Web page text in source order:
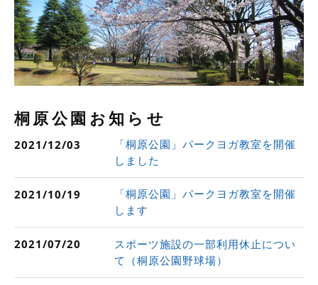
桐原公園お知らせ
2021/12/03
「桐原公園」パークヨガ教室を開催
しました
2021/10/19
「桐原公園」パークヨガ教室を開催
します
2021/07/20
スポーツ施設の一部利用休止につい
て（桐原公園野球場）